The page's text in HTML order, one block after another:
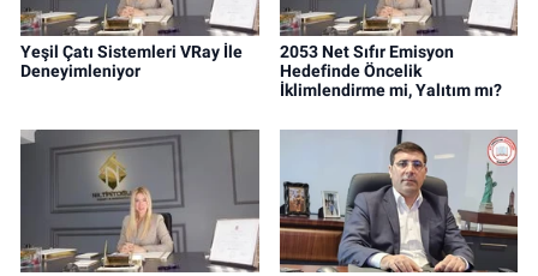
Yeşil Çatı Sistemleri VRay İle
Deneyimleniyor
2053 Net Sıfır Emisyon
Hedefinde Öncelik
İklimlendirme mi, Yalıtım mı?